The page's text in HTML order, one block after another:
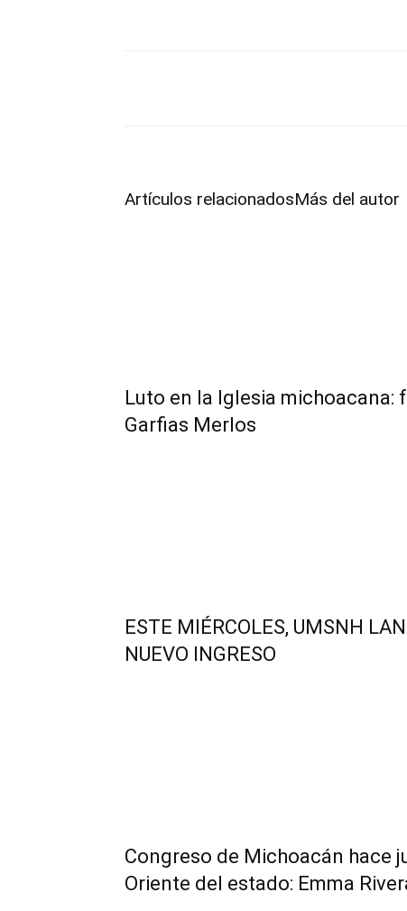
Artículos relacionadosMás del autor
Luto en la Iglesia
Garfias Merlos
ESTE MIÉRCOLES, UMSNH
NUEVO INGRESO
Congreso de Michoacán hace
Oriente del estado: Emma